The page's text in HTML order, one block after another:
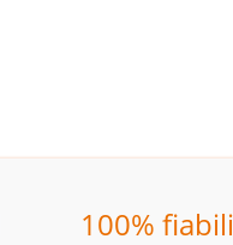
100%